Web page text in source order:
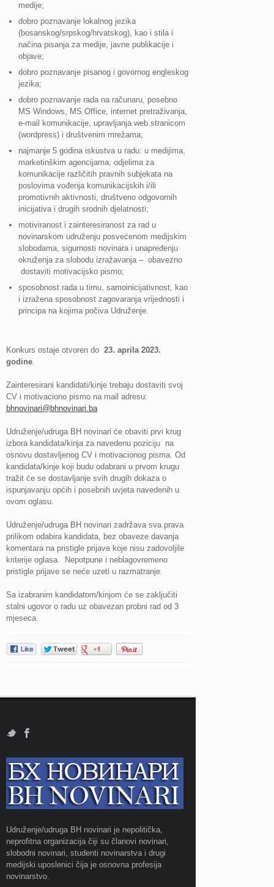
medije;
dobro poznavanje lokalnog jezika
(bosanskog/srpskog/hrvatskog), kao i stila i
načina pisanja za medije, javne publikacije i
objave;
dobro poznavanje pisanog i govornog engleskog
jezika;
dobro poznavanje rada na računaru, posebno
MS Windows, MS Office, internet pretraživanja,
e-mail komunikacije, upravljanja web stranicom
(wordpress) i društvenim mrežama;
najmanje 5 godina iskustva u radu: u medijima,
marketinškim agencijama, odjelima za
komunikacije različitih pravnih subjekata na
poslovima vođenja komunikacijskih i/ili
promotivnih aktivnosti, društveno odgovornih
inicijativa i drugih srodnih djelatnosti;
motiviranost i zainteresiranost za rad u
novinarskom udruženju posvećenom medijskim
slobodama, sigurnosti novinara i unapređenju
okruženja za slobodu izražavanja – obavezno
dostaviti motivacijsko pismo;
sposobnost rada u timu, samoinicijativnost, kao
i izražena sposobnost zagovaranja vrijednosti i
principa na kojima počiva Udruženje.
Konkurs ostaje otvoren do 23. aprila 2023.
godine.
Zainteresirani kandidati/kinje trebaju dostaviti svoj
CV i motivaciono pismo na mail adresu:
bhnovinari@bhnovinari.ba
Udruženje/udruga BH novinari će obaviti prvi krug
izbora kandidata/kinja za navedenu poziciju na
osnovu dostavljenog CV i motivacionog pisma. Od
kandidata/kinje koji budu odabrani u prvom krugu
tražit će se dostavljanje svih drugih dokaza o
ispunjavanju općih i posebnih uvjeta navedenih u
ovom oglasu.
Udruženje/udruga BH novinari zadržava sva prava
prilikom odabira kandidata, bez obaveze davanja
komentara na pristigle prijave koje nisu zadovoljile
kriterije oglasa. Nepotpune i neblagovremeno
pristigle prijave se neće uzeti u razmatranje.
Sa izabranim kandidatom/kinjom će se zaključiti
stalni ugovor o radu uz obavezan probni rad od 3
mjeseca.
Udruženje/udruga BH novinari je nepolitička,
neprofitna organizacija čiji su članovi novinari,
slobodni novinari, studenti novinarstva i drugi
medijski uposlenici čija je osnovna profesija
novinarstvo.